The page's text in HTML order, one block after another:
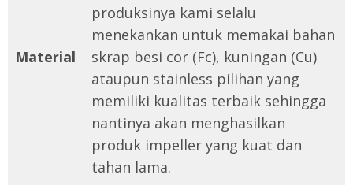
Material
produksinya kami selalu
menekankan untuk memakai bahan
skrap besi cor (Fc), kuningan (Cu)
ataupun stainless pilihan yang
memiliki kualitas terbaik sehingga
nantinya akan menghasilkan
produk impeller yang kuat dan
tahan lama.